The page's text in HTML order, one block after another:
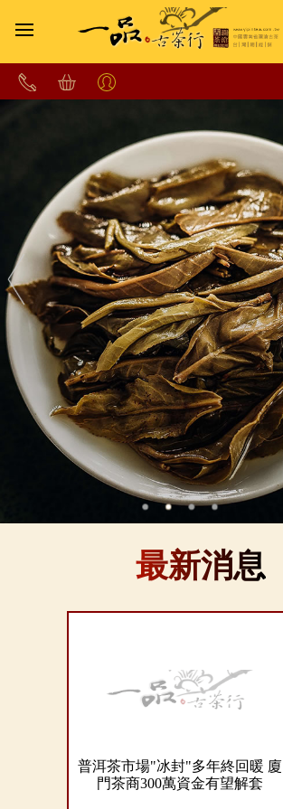
最新消息
普洱茶市場"冰封"多年終回暖 廈
門茶商300萬資金有望解套